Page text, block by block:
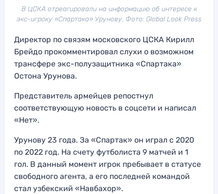
В ЦСКА отреагировали на информацию об интересе к
экс-игроку «Спартака» Урунову. Фото: Global Look Press
Директор по связям московского ЦСКА Кирилл
Брейдо прокомментировал слухи о возможном
трансфере экс-полузащитника «Спартака»
Остона Урунова.
Представитель армейцев репостнул
соответствующую новость в соцсети и написал
«Нет».
Урунову 23 года. За «Спартак» он играл с 2020
по 2022 год. На счету футболиста 9 матчей и 1
гол. В данный момент игрок пребывает в статусе
свободного агента, а его последней командой
стал узбекский «Навбахор».